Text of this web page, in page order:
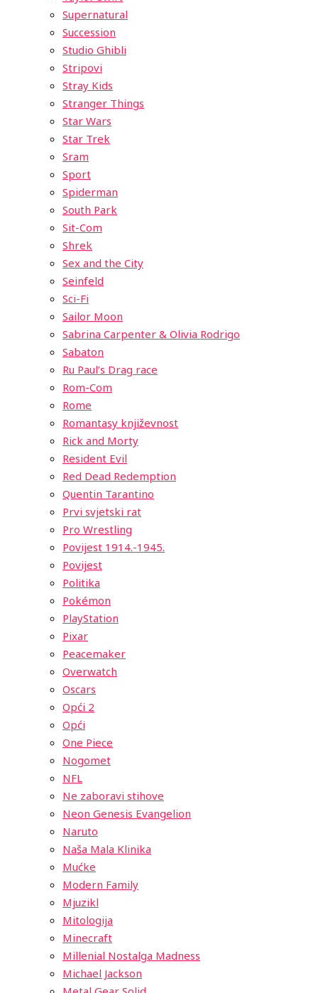
Supernatural
Succession
Studio Ghibli
Stripovi
Stray Kids
Stranger Things
Star Wars
Star Trek
Sram
Sport
Spiderman
South Park
Sit-Com
Shrek
Sex and the City
Seinfeld
Sci-Fi
Sailor Moon
Sabrina Carpenter & Olivia Rodrigo
Sabaton
Ru Paul’s Drag race
Rom-Com
Rome
Romantasy književnost
Rick and Morty
Resident Evil
Red Dead Redemption
Quentin Tarantino
Prvi svjetski rat
Pro Wrestling
Povijest 1914.-1945.
Povijest
Politika
Pokémon
PlayStation
Pixar
Peacemaker
Overwatch
Oscars
Opći 2
Opći
One Piece
Nogomet
NFL
Ne zaboravi stihove
Neon Genesis Evangelion
Naruto
Naša Mala Klinika
Mućke
Modern Family
Mjuzikl
Mitologija
Minecraft
Millenial Nostalga Madness
Michael Jackson